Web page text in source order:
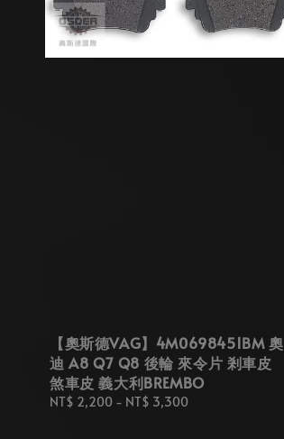
【奧斯德VAG】4M0698451BM 奧
迪 A8 Q7 Q8 後輪 來令片 剎車皮
煞車皮 義大利BREMBO
Regular
NT$ 2,200 - NT$ 3,300